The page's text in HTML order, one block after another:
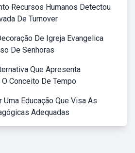
Recursos Humanos Detectou
De Turnover
De Igreja Evangelica
De Senhoras
Que Apresenta
Conceito De Tempo
Uma Educação Que Visa As
Adequadas